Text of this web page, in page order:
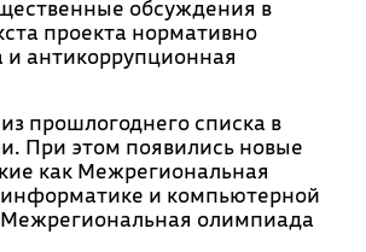
обсуждения в
проекта нормативно
и антикоррупционная
прошлогоднего списка в
При этом появились новые
как Межрегиональная
и компьютерной
Межрегиональная олимпиада